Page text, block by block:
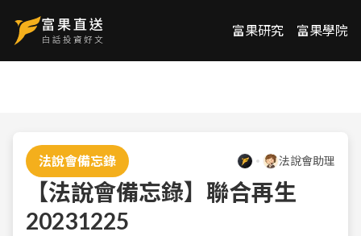
富果研究 富果學院
法說會備忘錄 法說會助理
【法說會備忘錄】聯合再生
20231225